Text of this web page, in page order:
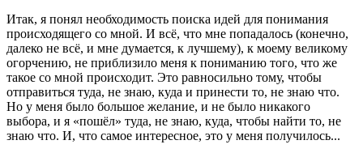
Итак, я понял необходимость поиска идей для понимания
происходящего со мной. И всё, что мне попадалось (конечно,
далеко не всё, и мне думается, к лучшему), к моему великому
огорчению, не приблизило меня к пониманию того, что же
такое со мной происходит. Это равносильно тому, чтобы
отправиться туда, не знаю, куда и принести то, не знаю что.
Но у меня было большое желание, и не было никакого
выбора, и я «пошёл» туда, не знаю, куда, чтобы найти то, не
знаю что. И, что самое интересное, это у меня получилось...